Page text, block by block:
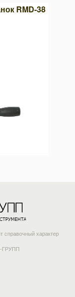
RMD-38
справочный характер
ГРУПП